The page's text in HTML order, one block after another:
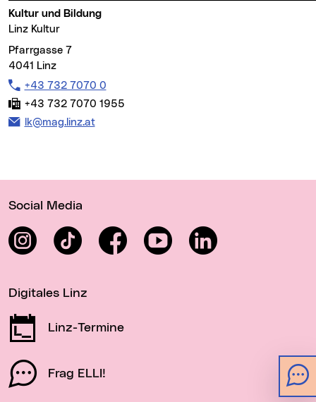
Kultur und Bildung
Linz Kultur
Pfarrgasse 7
4041 Linz
Telefon:
+43 732 7070 0
Fax:
+43 732 7070 1955
E-Mail Adresse:
lk@mag.linz.at
Social Media
InstagramTikTok FacebookYouTube LinkedIn
Digitales Linz
Linz-Termine
Frag ELLI!